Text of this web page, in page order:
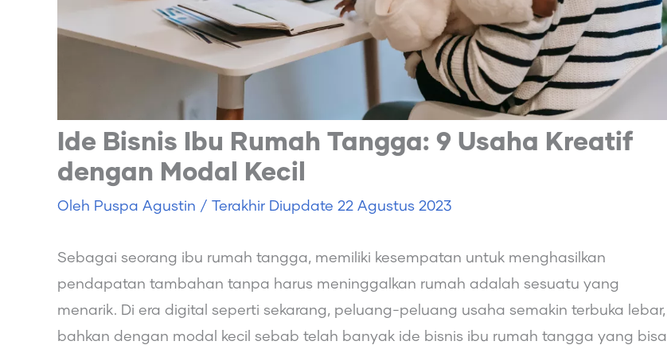
Ide Bisnis Ibu Rumah Tangga: 9 Usaha Kreatif
dengan Modal Kecil
Oleh Puspa Agustin / Terakhir Diupdate 22 Agustus 2023
Sebagai seorang ibu rumah tangga, memiliki kesempatan untuk menghasilkan
pendapatan tambahan tanpa harus meninggalkan rumah adalah sesuatu yang
menarik. Di era digital seperti sekarang, peluang-peluang usaha semakin terbuka lebar,
bahkan dengan modal kecil sebab telah banyak ide bisnis ibu rumah tangga yang bisa